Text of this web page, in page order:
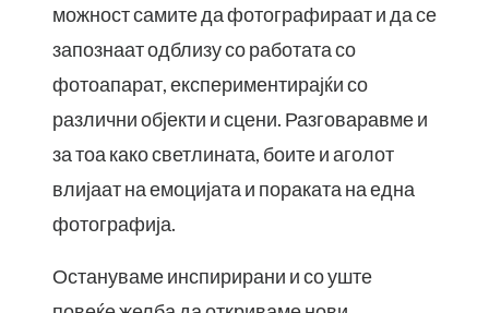
можност самите да фотографираат и да се
запознаат одблизу со работата со
фотоапарат, експериментирајќи со
различни објекти и сцени. Разговаравме и
за тоа како светлината, боите и аголот
влијаат на емоцијата и пораката на една
фотографија.
Остануваме инспирирани и со уште